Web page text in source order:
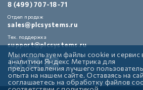
8 (499) 707-18-71
Отдел продаж
sales@plcsystems.ru
Тех. поддержка
support@plcsystems.ru
Мы используем файлы cookie и сервис
аналитики Яндекс Метрика для
предоставления лучшего
опыта на нашем сайте. Оставаясь на
соглашаетесь на обработку файлов